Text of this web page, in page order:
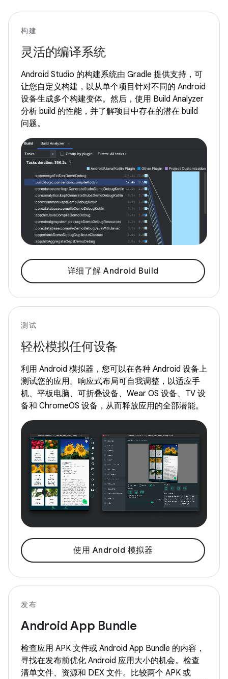
构建
灵活的编译系统
Android Studio 的构建系统由 Gradle 提供支持，可
让您自定义构建，以从单个项目针对不同的 Android
设备生成多个构建变体。然后，使用 Build Analyzer
分析 build 的性能，并了解项目中存在的潜在 build
问题。
详细了解 Android Build
测试
轻松模拟任何设备
利用 Android 模拟器，您可以在各种 Android 设备上
测试您的应用。响应式布局可自我调整，以适应手
机、平板电脑、可折叠设备、Wear OS 设备、TV 设
备和 ChromeOS 设备，从而释放应用的全部潜能。
使用 Android 模拟器
发布
Android App Bundle
检查应用 APK 文件或 Android App Bundle 的内容，
寻找在发布前优化 Android 应用大小的机会。检查
清单文件、资源和 DEX 文件。比较两个 APK 或